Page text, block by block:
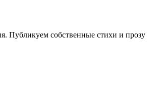
Публикуем собственные стихи и прозу